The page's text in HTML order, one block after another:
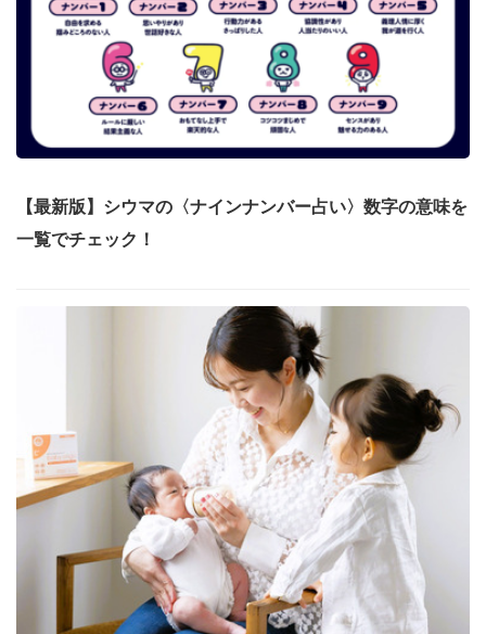
【最新版】シウマの〈ナインナンバー占い〉数字の意味を
一覧でチェック！